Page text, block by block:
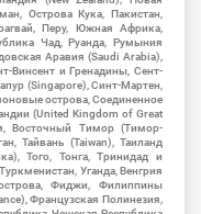
Острова Кука, Пакистан,
Перу, Южная Африка,
Чад, Руанда, Румыния
Аравия (Saudi Arabia),
Винсент и Гренадины, Сент-
(Singapore), Синт-Мартен,
острова, Соединенное
(United Kingdom of Great
Восточный Тимор (Тимор-
Тайвань (Taiwan), Таиланд
Того, Тонга, Тринидад и
Уганда, Венгрия
Фиджи, Филиппины
Французская Полинезия,